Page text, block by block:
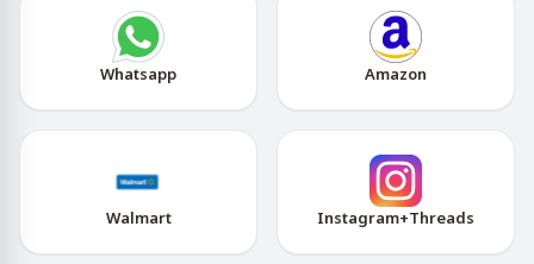
Whatsapp Amazon
Walmart Instagram+Threads